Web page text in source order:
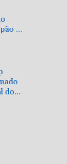
e
dos